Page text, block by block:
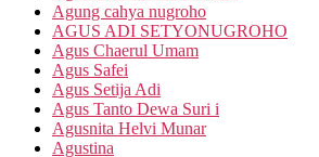
Agung cahya nugroho
AGUS ADI SETYONUGROHO
Agus Chaerul Umam
Agus Safei
Agus Setija Adi
Agus Tanto Dewa Suri i
Agusnita Helvi Munar
Agustina